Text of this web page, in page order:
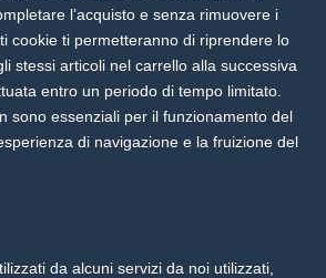
l’acquisto e senza rimuovere i
cookie ti permetteranno di riprendere lo
stessi articoli nel carrello alla successiva
entro un periodo di tempo limitato.
sono essenziali per il funzionamento del
di navigazione e la fruizione del
da alcuni servizi da noi utilizzati,